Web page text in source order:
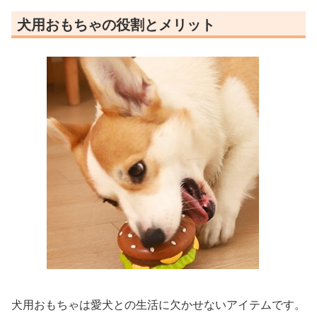
犬用おもちゃの役割とメリット
犬用おもちゃは愛犬との生活に欠かせないアイテムです。